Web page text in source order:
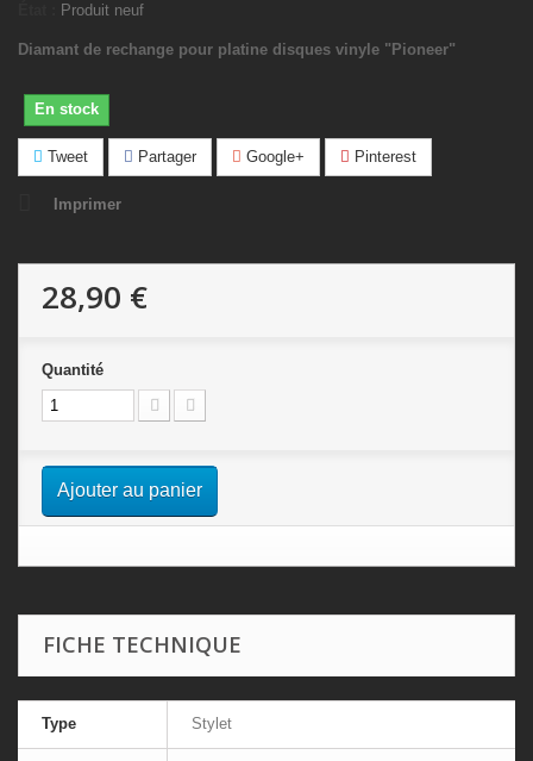
Produit neuf
Diamant de rechange pour platine disques vinyle "Pioneer"
En stock
Tweet Partager Google+ Pinterest
Imprimer
28,90 €
Quantité
Ajouter au panier
FICHE TECHNIQUE
Type Stylet